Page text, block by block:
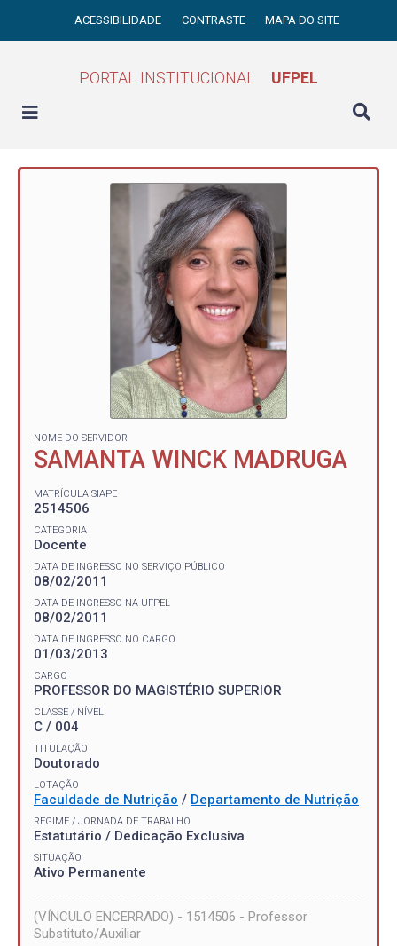
ACESSIBILIDADE CONTRASTE MAPA DO SITE
PORTAL INSTITUCIONAL UFPEL
NOME DO SERVIDOR
SAMANTA WINCK MADRUGA
MATRÍCULA SIAPE
2514506
CATEGORIA
Docente
DATA DE INGRESSO NO SERVIÇO PÚBLICO
08/02/2011
DATA DE INGRESSO NA UFPEL
08/02/2011
DATA DE INGRESSO NO CARGO
01/03/2013
CARGO
PROFESSOR DO MAGISTÉRIO SUPERIOR
CLASSE / NÍVEL
C / 004
TITULAÇÃO
Doutorado
LOTAÇÃO
Faculdade de Nutrição / Departamento de Nutrição
REGIME / JORNADA DE TRABALHO
Estatutário / Dedicação Exclusiva
SITUAÇÃO
Ativo Permanente
(VÍNCULO ENCERRADO) - 1514506 - Professor
Substituto/Auxiliar